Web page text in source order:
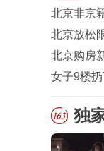
北京非京
北京放松
北京购房
女子9楼
独